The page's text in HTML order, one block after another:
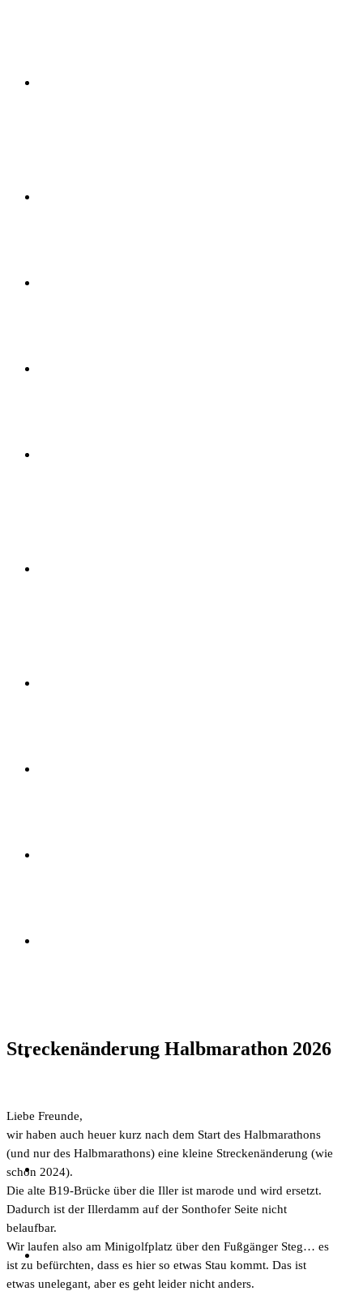
Streckenänderung Halbmarathon 2026
Liebe Freunde,
wir haben auch heuer kurz nach dem Start des Halbmarathons
(und nur des Halbmarathons) eine kleine Streckenänderung (wie
schon 2024).
Die alte B19-Brücke über die Iller ist marode und wird ersetzt.
Dadurch ist der Illerdamm auf der Sonthofer Seite nicht
belaufbar.
Wir laufen also am Minigolfplatz über den Fußgänger Steg… es
ist zu befürchten, dass es hier so etwas Stau kommt. Das ist
etwas unelegant, aber es geht leider nicht anders.